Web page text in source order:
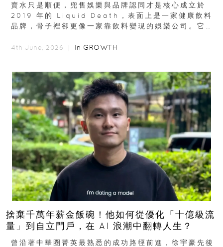
賣水只是順便，兜售娛樂與品牌認同才是核心成立於
2019 年的 Liquid Death，表面上是一家健康飲料
品牌，骨子裡卻更像一家靠飲料變現的娛樂公司。它最
4th June, 2026 ｜ In GROWTH
捨棄千萬年薪金飯碗！他如何從優化「十億級流
量」到自立門戶，在 AI 浪潮中翻轉人生？
曾沿著中華圈菁英最熟悉的成功路徑前進，徐宇豪先後